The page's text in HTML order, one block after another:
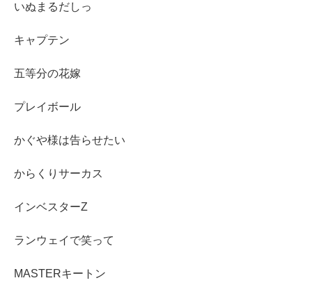
いぬまるだしっ
キャプテン
五等分の花嫁
プレイボール
かぐや様は告らせたい
からくりサーカス
インベスターZ
ランウェイで笑って
MASTERキートン